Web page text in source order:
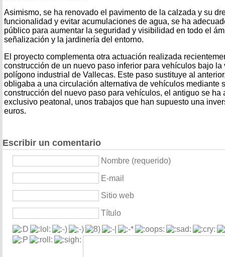
Asimismo, se ha renovado el pavimento de la calzada y su
funcionalidad y evitar acumulaciones de agua, se ha
público para aumentar la seguridad y visibilidad en todo el
señalización y la jardinería del entorno.
El proyecto complementa otra actuación realizada
construcción de un nuevo paso inferior para vehículos bajo
polígono industrial de Vallecas. Este paso sustituye al
obligaba a una circulación alternativa de vehículos mediante
construcción del nuevo paso para vehículos, el antiguo se ha
exclusivo peatonal, unos trabajos que han supuesto una
euros.
Escribir un comentario
Nombre (requerido)
E-mail
Sitio web
Título